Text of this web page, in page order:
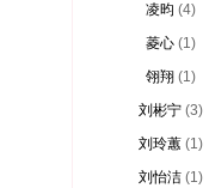
凌昀 (4)
菱心 (1)
翎翔 (1)
刘彬宁 (3)
刘玲蕙 (1)
刘怡洁 (1)